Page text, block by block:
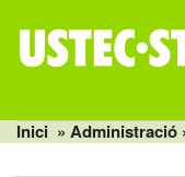
content
Inici » Administració